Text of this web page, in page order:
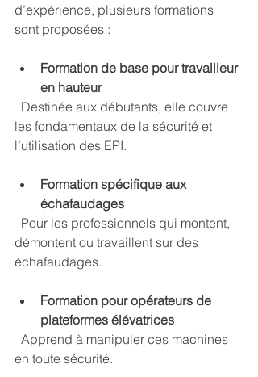
d’expérience, plusieurs formations
sont proposées :
Formation de base pour travailleur
en hauteur
les fondamentaux de la sécurité et
l’utilisation des EPI.
Formation spécifique aux
échafaudages
démontent ou travaillent sur des
échafaudages.
Formation pour opérateurs de
plateformes élévatrices
en toute sécurité.